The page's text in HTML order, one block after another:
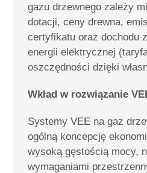
gazu drzewnegozależy
dotacji, ceny drewna,
certyfikatuoraz dochodu
energii elektrycznej
oszczędności dzięki
Wkład w rozwiązanie
Systemy VEE na gaz
ogólną koncepcję
wysoką gęstością mocy,
wymaganiami